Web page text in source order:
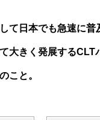
日本でも急速に普
大きく発展するCLT
こと。